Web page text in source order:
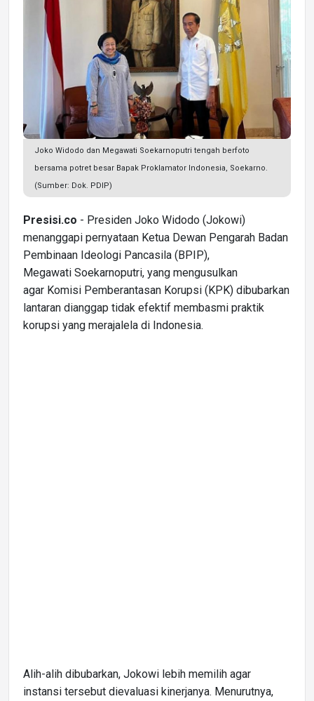
Joko Widodo dan Megawati Soekarnoputri tengah berfoto
bersama potret besar Bapak Proklamator Indonesia, Soekarno.
(Sumber: Dok. PDIP)
Presisi.co - Presiden Joko Widodo (Jokowi)
menanggapi pernyataan Ketua Dewan Pengarah Badan
Pembinaan Ideologi Pancasila (BPIP),
Megawati Soekarnoputri, yang mengusulkan
agar Komisi Pemberantasan Korupsi (KPK) dibubarkan
lantaran dianggap tidak efektif membasmi praktik
korupsi yang merajalela di Indonesia.
Alih-alih dibubarkan, Jokowi lebih memilih agar
instansi tersebut dievaluasi kinerjanya. Menurutnya,